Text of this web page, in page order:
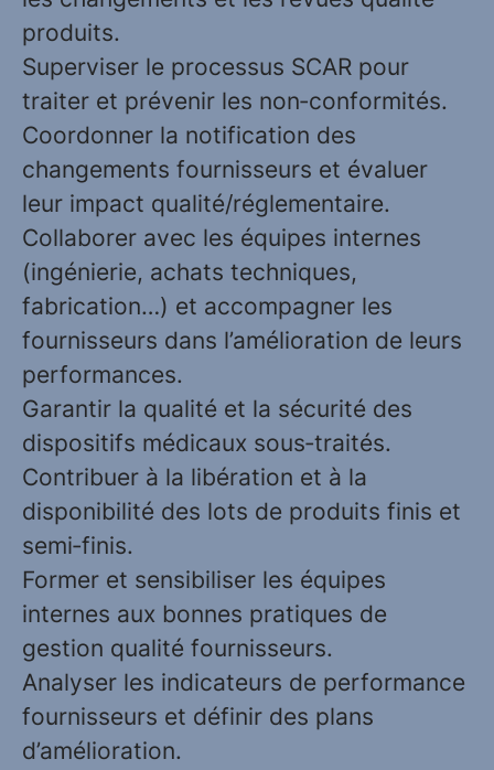
produits.
Superviser le processus SCAR pour
traiter et prévenir les non‑conformités.
Coordonner la notification des
changements fournisseurs et évaluer
leur impact qualité/réglementaire.
Collaborer avec les équipes internes
(ingénierie, achats techniques,
fabrication…) et accompagner les
fournisseurs dans l’amélioration de leurs
performances.
Garantir la qualité et la sécurité des
dispositifs médicaux sous‑traités.
Contribuer à la libération et à la
disponibilité des lots de produits finis et
semi‑finis.
Former et sensibiliser les équipes
internes aux bonnes pratiques de
gestion qualité fournisseurs.
Analyser les indicateurs de performance
fournisseurs et définir des plans
d’amélioration.